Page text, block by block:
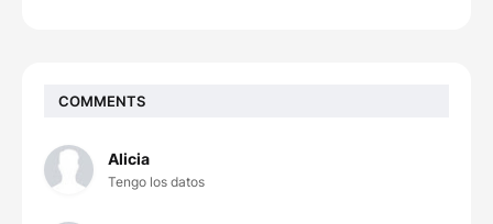
COMMENTS
Alicia
Tengo los datos